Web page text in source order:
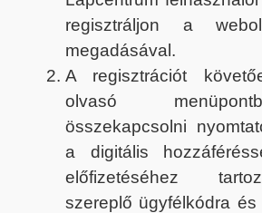
regisztráljon a
megadásával.
A regisztrációt
olvasó
összekapcsolni
a digitális
előfizetéséhez
szereplő ügyfélkódra és